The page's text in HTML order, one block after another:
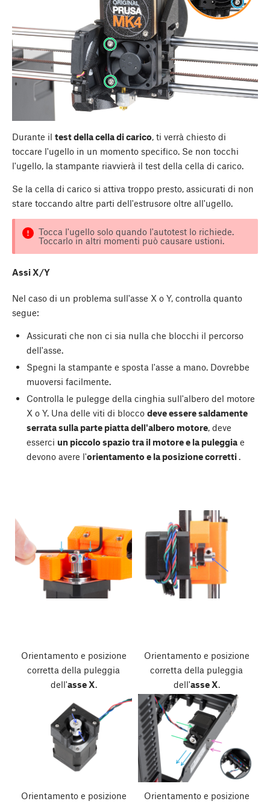
Durante il test della cella di carico , ti verrà chiesto di
toccare l'ugello in un momento specifico. Se non tocchi
l'ugello, la stampante riavvierà il test della cella di carico.
Se la cella di carico si attiva troppo presto, assicurati di non
stare toccando altre parti dell'estrusore oltre all'ugello.
Tocca l'ugello solo quando l'autotest lo richiede.
Toccarlo in altri momenti può causare ustioni.
Assi X/Y
Nel caso di un problema sull'asse X o Y, controlla quanto
segue:
Assicurati che non ci sia nulla che blocchi il percorso
dell'asse.
Spegni la stampante e sposta l'asse a mano. Dovrebbe
muoversi facilmente.
Controlla le pulegge della cinghia sull'albero del motore
X o Y. Una delle viti di blocco deve essere saldamente
serrata sulla parte piatta dell'albero motore, deve
esserci un piccolo spazio tra il motore e la puleggiae
devono avere l'orientamento e la posizione corretti.
Orientamento e posizione
corretta della puleggia
dell'asse X.
Orientamento e posizione
corretta della puleggia
dell'asse X.
Orientamento e posizione
Orientamento e posizione